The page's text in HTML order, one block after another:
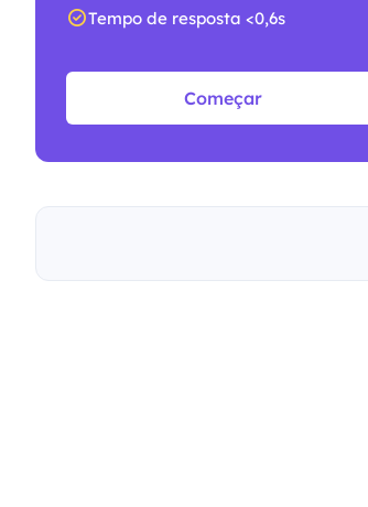
Tempo de resposta <0,6s
Começar